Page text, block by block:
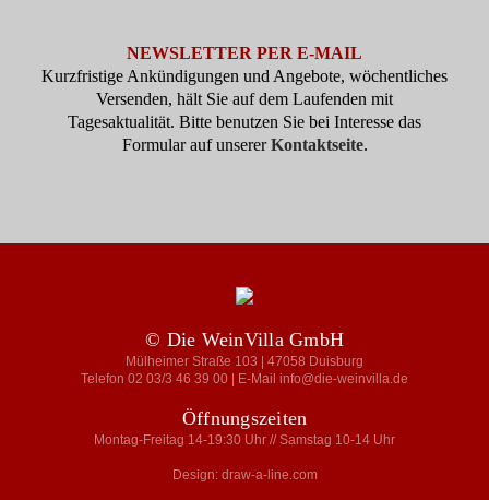
NEWSLETTER PER E-MAIL
Kurzfristige Ankündigungen und Angebote, wöchentliches
Versenden, hält Sie auf dem Laufenden mit
Tagesaktualität. Bitte benutzen Sie bei Interesse das
Formular auf unsererKontaktseite.
© Die WeinVilla GmbH
Mülheimer Straße 103 | 47058 Duisburg
Telefon 02 03/3 46 39 00 | E-Mail info@die-weinvilla.de
Öffnungszeiten
Montag-Freitag 14-19:30 Uhr // Samstag 10-14 Uhr
Design: draw-a-line.com